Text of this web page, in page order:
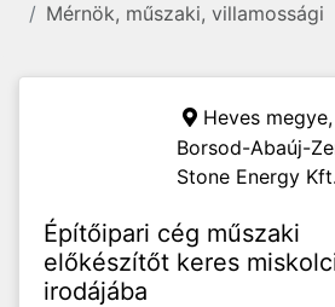
Mérnök, műszaki, villamossági
Heves
Borsod-Abaúj-
Stone Energy Kft.
Építőipari cég műszaki
előkészítőt keres
irodájába